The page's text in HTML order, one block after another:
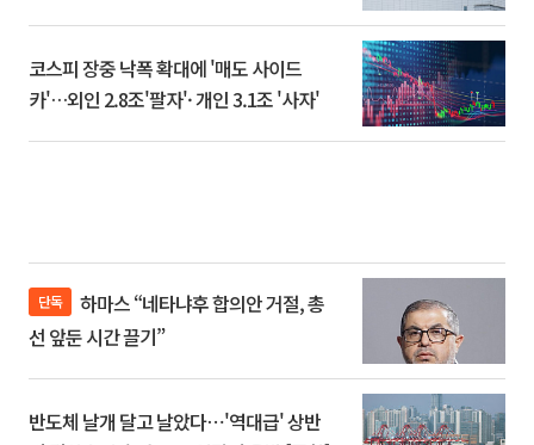
코스피 장중 낙폭 확대에 '매도 사이드
카'…외인 2.8조'팔자'· 개인 3.1조 '사자'
단독
선 앞둔 시간 끌기”
반도체 날개 달고 날았다⋯'역대급' 상반